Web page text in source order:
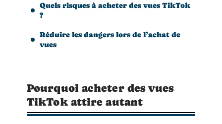
Quels risques à acheter des vues TikTok
?
Réduire les dangers lors de l’achat de
vues
Pourquoi acheter des vues
TikTok attire autant